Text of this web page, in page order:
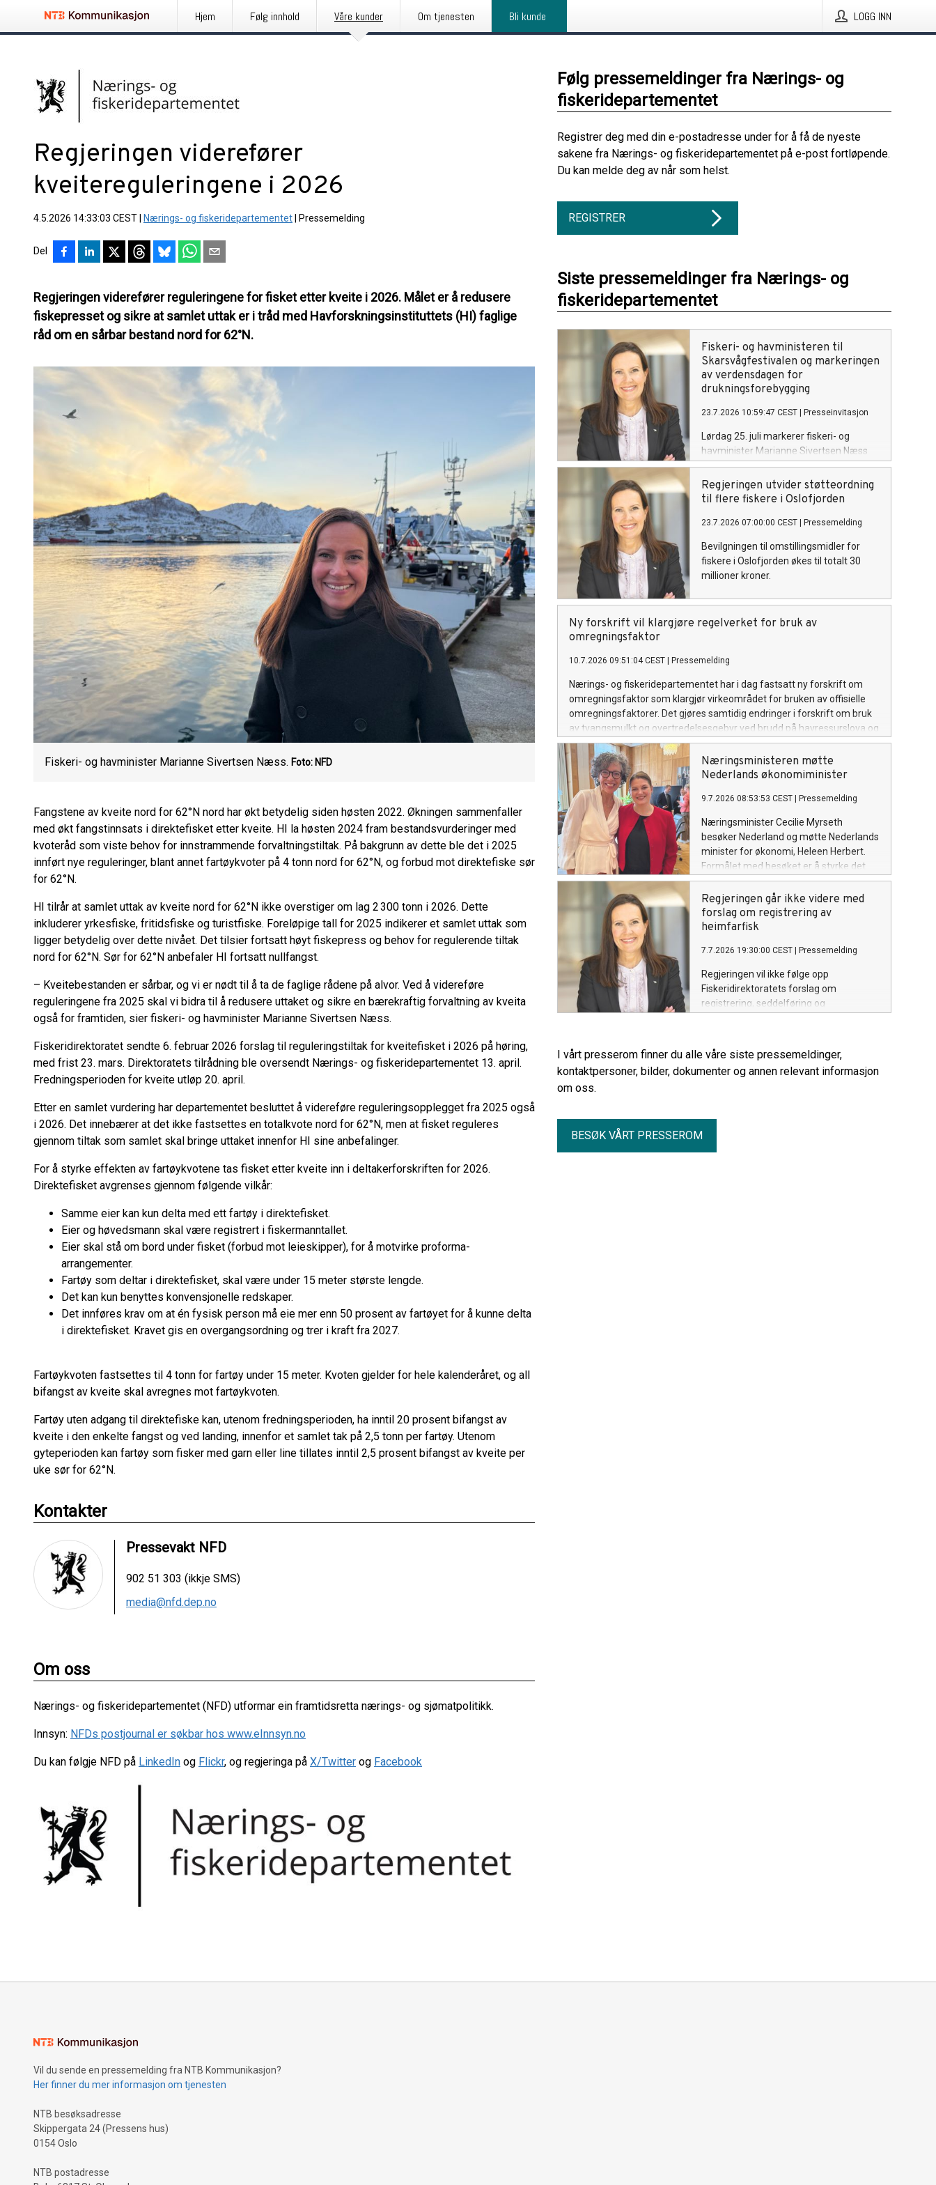
Hjem Følg innhold Våre kunder Om tjenesten Bli kunde LOGG INN
Regjeringen viderefører
kveitereguleringene i 2026
4.5.2026 14:33:03 CEST Nærings- og fiskeridepartementet Pressemelding
Del
Regjeringen viderefører reguleringene for fisket etter kveite i 2026. Målet er å redusere
fiskepresset og sikre at samlet uttak er i tråd med Havforskningsinstituttets (HI) faglige
råd om en sårbar bestand nord for 62°N.
Fiskeri- og havminister Marianne Sivertsen Næss. Foto: NFD
Fangstene av kveite nord for 62°N nord har økt betydelig siden høsten 2022. Økningen sammenfaller
med økt fangstinnsats i direktefisket etter kveite. HI la høsten 2024 fram bestandsvurderinger med
kvoteråd som viste behov for innstrammende forvaltningstiltak. På bakgrunn av dette ble det i 2025
innført nye reguleringer, blant annet fartøykvoter på 4 tonn nord for 62°N, og forbud mot direktefiske sør
for 62°N.
HI tilrår at samlet uttak av kveite nord for 62°N ikke overstiger om lag 2 300 tonn i 2026. Dette
inkluderer yrkesfiske, fritidsfiske og turistfiske. Foreløpige tall for 2025 indikerer et samlet uttak som
ligger betydelig over dette nivået. Det tilsier fortsatt høyt fiskepress og behov for regulerende tiltak
nord for 62°N. Sør for 62°N anbefaler HI fortsatt nullfangst.
– Kveitebestanden er sårbar, og vi er nødt til å ta de faglige rådene på alvor. Ved å videreføre
reguleringene fra 2025 skal vi bidra til å redusere uttaket og sikre en bærekraftig forvaltning av kveita
også for framtiden, sier fiskeri- og havminister Marianne Sivertsen Næss.
Fiskeridirektoratet sendte 6. februar 2026 forslag til reguleringstiltak for kveitefisket i 2026 på høring,
med frist 23. mars. Direktoratets tilrådning ble oversendt Nærings- og fiskeridepartementet 13. april.
Fredningsperioden for kveite utløp 20. april.
Etter en samlet vurdering har departementet besluttet å videreføre reguleringsopplegget fra 2025 også
i 2026. Det innebærer at det ikke fastsettes en totalkvote nord for 62°N, men at fisket reguleres
gjennom tiltak som samlet skal bringe uttaket innenfor HI sine anbefalinger.
For å styrke effekten av fartøykvotene tas fisket etter kveite inn i deltakerforskriften for 2026.
Direktefisket avgrenses gjennom følgende vilkår:
Samme eier kan kun delta med ett fartøy i direktefisket.
Eier og høvedsmann skal være registrert i fiskermanntallet.
Eier skal stå om bord under fisket (forbud mot leieskipper), for å motvirke proforma-
arrangementer.
Fartøy som deltar i direktefisket, skal være under 15 meter største lengde.
Det kan kun benyttes konvensjonelle redskaper.
Det innføres krav om at én fysisk person må eie mer enn 50 prosent av fartøyet for å kunne delta
i direktefisket. Kravet gis en overgangsordning og trer i kraft fra 2027.
Fartøykvoten fastsettes til 4 tonn for fartøy under 15 meter. Kvoten gjelder for hele kalenderåret, og all
bifangst av kveite skal avregnes mot fartøykvoten.
Fartøy uten adgang til direktefiske kan, utenom fredningsperioden, ha inntil 20 prosent bifangst av
kveite i den enkelte fangst og ved landing, innenfor et samlet tak på 2,5 tonn per fartøy. Utenom
gyteperioden kan fartøy som fisker med garn eller line tillates inntil 2,5 prosent bifangst av kveite per
uke sør for 62°N.
Kontakter
Pressevakt NFD
902 51 303 (ikkje SMS)
media@nfd.dep.no
Om oss
Nærings- og fiskeridepartementet (NFD) utformar ein framtidsretta nærings- og sjømatpolitikk.
Innsyn: NFDs postjournal er søkbar hos www.eInnsyn.no
Du kan følgje NFD på LinkedIn og Flickr, og regjeringa på X/Twitter og Facebook
Følg pressemeldinger fra Nærings- og
fiskeridepartementet
Registrer deg med din e-postadresse under for å få de nyeste
sakene fra Nærings- og fiskeridepartementet på e-post fortløpende.
Du kan melde deg av når som helst.
REGISTRER
Siste pressemeldinger fra Nærings- og
fiskeridepartementet
Fiskeri- og havministeren til
Skarsvågfestivalen og markeringen
av verdensdagen for
drukningsforebygging
23.7.2026 10:59:47 CEST Presseinvitasjon
Lørdag 25. juli markerer fiskeri- og
havminister Marianne Sivertsen Næss
FNs verdensdag for forebygging av
drukning i Skarsvåg, verdens nordligste
fiskevær.
Regjeringen utvider støtteordning
til flere fiskere i Oslofjorden
23.7.2026 07:00:00 CEST Pressemelding
Bevilgningen til omstillingsmidler for
fiskere i Oslofjorden økes til totalt 30
millioner kroner.
Ny forskrift vil klargjøre regelverket for bruk av
omregningsfaktor
10.7.2026 09:51:04 CEST Pressemelding
Nærings- og fiskeridepartementet har i dag fastsatt ny forskrift om
omregningsfaktor som klargjør virkeområdet for bruken av offisielle
omregningsfaktorer. Det gjøres samtidig endringer i forskrift om bruk
av tvangsmulkt og overtredelsesgebyr ved brudd på havressurslova og
deltakerloven, i tråd med sanksjonsreglene i den nye forskriften.
Næringsministeren møtte
Nederlands økonomiminister
9.7.2026 08:53:53 CEST Pressemelding
Næringsminister Cecilie Myrseth
besøker Nederland og møtte Nederlands
minister for økonomi, Heleen Herbert.
Formålet med besøket er å styrke det
økonomiske samarbeidet mellom Norge
og Nederland og legge til rette for økt
handel, investeringer og
næringslivssamarbeid.
Regjeringen går ikke videre med
forslag om registrering av
heimfarfisk
7.7.2026 19:30:00 CEST Pressemelding
Regjeringen vil ikke følge opp
Fiskeridirektoratets forslag om
registrering, seddelføring og
for såkalt heimfarfisk eller kokfisk
videreføres.
I vårt presserom finner du alle våre siste pressemeldinger,
kontaktpersoner, bilder, dokumenter og annen relevant informasjon
om oss.
BESØK VÅRT PRESSEROM
Vil du sende en pressemelding fra NTB Kommunikasjon?
Her finner du mer informasjon om tjenesten
NTB besøksadresse
Skippergata 24 (Pressens hus)
0154 Oslo
NTB postadresse